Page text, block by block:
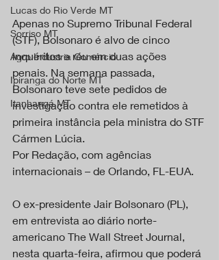
Lucas do Rio Verde MT
Sorriso MT
Agro Industria Comércio
Ipiranga do Norte MT
Itanhangá MT
Apenas no Supremo Tribunal Federal
(STF), Bolsonaro é alvo de cinco
inquéritos e réu em duas ações
penais. Na semana passada,
Bolsonaro teve sete pedidos de
investigação contra ele remetidos à
primeira instância pela ministra do STF
Cármen Lúcia.
Por Redação, com agências
internacionais – de Orlando, FL-EUA.
O ex-presidente Jair Bolsonaro (PL),
em entrevista ao diário norte-
americano The Wall Street Journal,
nesta quarta-feira, afirmou que poderá